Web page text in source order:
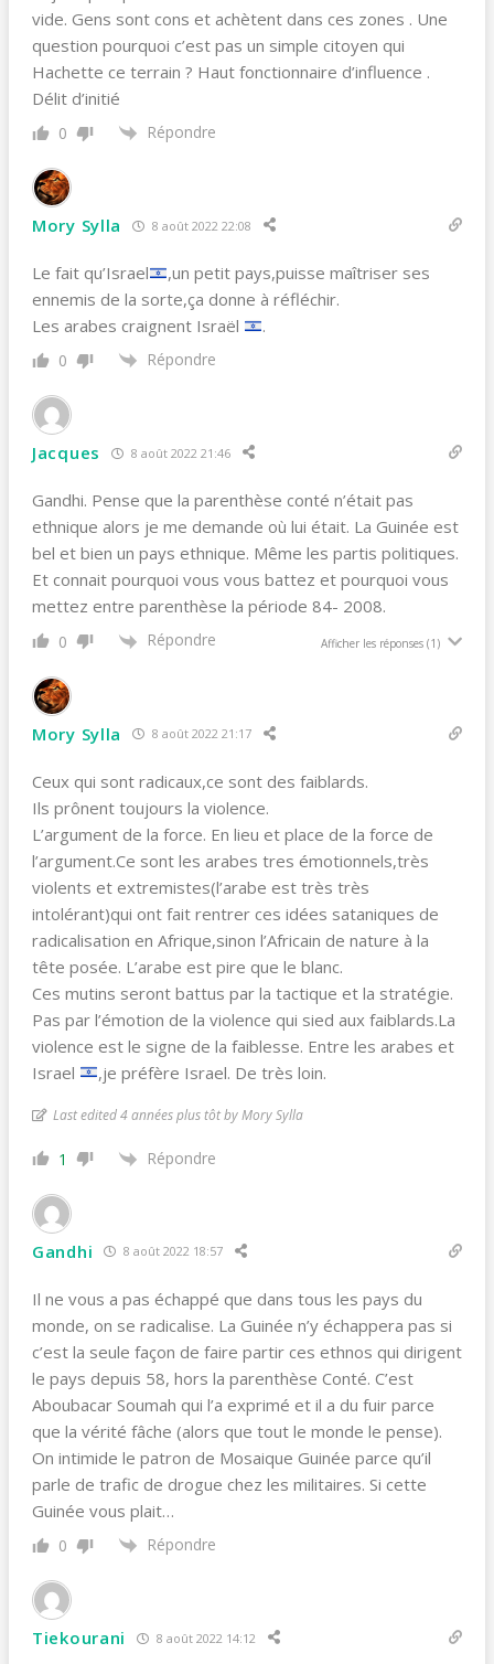
vide. Gens sont cons et achètent dans ces zones . Une
question pourquoi c’est pas un simple citoyen qui
Hachette ce terrain ? Haut fonctionnaire d’influence .
Délit d’initié
0 Répondre
Mory Sylla 8 août 2022 22:08
Le fait qu’Israel
,un petit pays,puisse maîtriser ses
ennemis de la sorte,ça donne à réfléchir.
Les arabes craignent Israël
.
0 Répondre
Jacques 8 août 2022 21:46
Gandhi. Pense que la parenthèse conté n’était pas
ethnique alors je me demande où lui était. La Guinée est
bel et bien un pays ethnique. Même les partis politiques.
Et connait pourquoi vous vous battez et pourquoi vous
mettez entre parenthèse la période 84- 2008.
0 Répondre Afficher les réponses (1)
Mory Sylla 8 août 2022 21:17
Ceux qui sont radicaux,ce sont des faiblards.
Ils prônent toujours la violence.
L’argument de la force. En lieu et place de la force de
l’argument.Ce sont les arabes tres émotionnels,très
violents et extremistes(l’arabe est très très
intolérant)qui ont fait rentrer ces idées sataniques de
radicalisation en Afrique,sinon l’Africain de nature à la
tête posée. L’arabe est pire que le blanc.
Ces mutins seront battus par la tactique et la stratégie.
Pas par l’émotion de la violence qui sied aux faiblards.La
violence est le signe de la faiblesse. Entre les arabes et
Israel
,je préfère Israel. De très loin.
Last edited 4 années plus tôt by Mory Sylla
1 Répondre
Gandhi 8 août 2022 18:57
Il ne vous a pas échappé que dans tous les pays du
monde, on se radicalise. La Guinée n’y échappera pas si
c’est la seule façon de faire partir ces ethnos qui dirigent
le pays depuis 58, hors la parenthèse Conté. C’est
Aboubacar Soumah qui l’a exprimé et il a du fuir parce
que la vérité fâche (alors que tout le monde le pense).
On intimide le patron de Mosaique Guinée parce qu’il
parle de trafic de drogue chez les militaires. Si cette
Guinée vous plait…
0 Répondre
Tiekourani 8 août 2022 14:12